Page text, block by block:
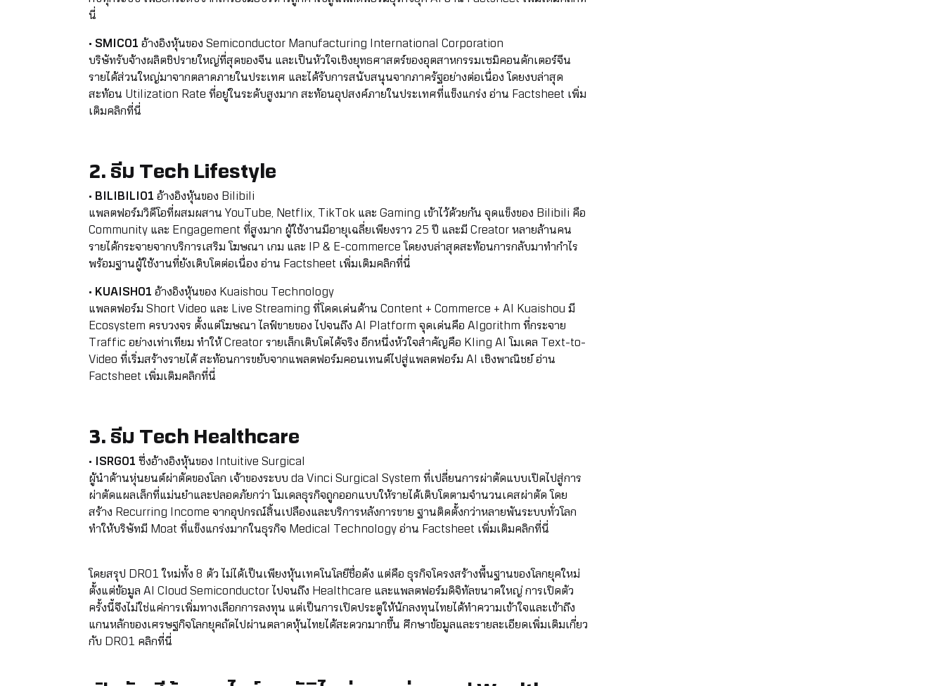
นี่
• SMIC01อ้างอิงหุ้นของ Semiconductor Manufacturing International Corporation
บริษัทรับจ้างผลิตชิปรายใหญ่ที่สุดของจีน และเป็นหัวใจเชิงยุทธศาสตร์ของอุตสาหกรรมเซมิคอนดักเตอร์จีน
รายได้ส่วนใหญ่มาจากตลาดภายในประเทศ และได้รับการสนับสนุนจากภาครัฐอย่างต่อเนื่อง โดยงบล่าสุด
สะท้อน Utilization Rate ที่อยู่ในระดับสูงมาก สะท้อนอุปสงค์ภายในประเทศที่แข็งแกร่งอ่าน Factsheet เพิ่ม
เติมคลิกที่นี่
2. ธีม Tech Lifestyle
• BILIBILI01อ้างอิงหุ้นของ Bilibili
แพลตฟอร์มวิดีโอที่ผสมผสาน YouTube, Netflix, TikTok และ Gaming เข้าไว้ด้วยกัน จุดแข็งของ Bilibili คือ
Community และ Engagement ที่สูงมาก ผู้ใช้งานมีอายุเฉลี่ยเพียงราว 25 ปี และมี Creator หลายล้านคน
รายได้กระจายจากบริการเสริม โฆษณา เกม และ IP & E-commerce โดยงบล่าสุดสะท้อนการกลับมาทำกำไร
พร้อมฐานผู้ใช้งานที่ยังเติบโตต่อเนื่องอ่าน Factsheet เพิ่มเติมคลิกที่นี่
• KUAISH01อ้างอิงหุ้นของ Kuaishou Technology
แพลตฟอร์ม Short Video และ Live Streaming ที่โดดเด่นด้าน Content + Commerce + AI Kuaishou มี
Ecosystem ครบวงจร ตั้งแต่โฆษณา ไลฟ์ขายของ ไปจนถึง AI Platform จุดเด่นคือ Algorithm ที่กระจาย
Traffic อย่างเท่าเทียม ทำให้ Creator รายเล็กเติบโตได้จริง อีกหนึ่งหัวใจสำคัญคือ Kling AI โมเดล Text-to-
Video ที่เริ่มสร้างรายได้ สะท้อนการขยับจากแพลตฟอร์มคอนเทนต์ไปสู่แพลตฟอร์ม AI เชิงพาณิชย์อ่าน
Factsheet เพิ่มเติมคลิกที่นี่
3. ธีม Tech Healthcare
• ISRG01ซึ่งอ้างอิงหุ้นของ Intuitive Surgical
ผู้นำด้านหุ่นยนต์ผ่าตัดของโลก เจ้าของระบบ da Vinci Surgical System ที่เปลี่ยนการผ่าตัดแบบเปิดไปสู่การ
ผ่าตัดแผลเล็กที่แม่นยำและปลอดภัยกว่า โมเดลธุรกิจถูกออกแบบให้รายได้เติบโตตามจำนวนเคสผ่าตัด โดย
สร้าง Recurring Income จากอุปกรณ์สิ้นเปลืองและบริการหลังการขาย ฐานติดตั้งกว่าหลายพันระบบทั่วโลก
ทำให้บริษัทมี Moat ที่แข็งแกร่งมากในธุรกิจ Medical Technologyอ่าน Factsheet เพิ่มเติมคลิกที่นี่
โดยสรุป DR01 ใหม่ทั้ง 8 ตัว ไม่ได้เป็นเพียงหุ้นเทคโนโลยีชื่อดัง แต่คือ ธุรกิจโครงสร้างพื้นฐานของโลกยุคใหม่
ตั้งแต่ข้อมูล AI Cloud Semiconductor ไปจนถึง Healthcare และแพลตฟอร์มดิจิทัลขนาดใหญ่ การเปิดตัว
ครั้งนี้จึงไม่ใช่แค่การเพิ่มทางเลือกการลงทุน แต่เป็นการเปิดประตูให้นักลงทุนไทยได้ทำความเข้าใจและเข้าถึง
แกนหลักของเศรษฐกิจโลกยุคถัดไปผ่านตลาดหุ้นไทยได้สะดวกมากขึ้น ศึกษาข้อมูลและรายละเอียดเพิ่มเติมเกี่ยว
กับ DR01 คลิกที่นี่